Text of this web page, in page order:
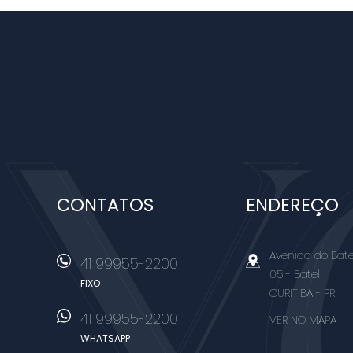
CONTATOS
41 99955-2200
FIXO
41 99955-2200
WHATSAPP
ENDEREÇO
Avenida do
05- Batel
CURITIBA- PR
VER NO MAPA